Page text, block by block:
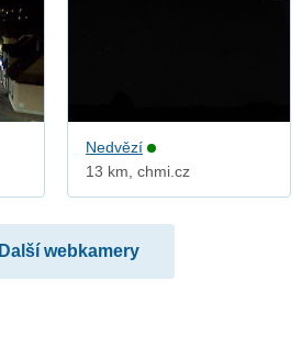
Nedvězí
13 km, chmi.cz
Další webkamery